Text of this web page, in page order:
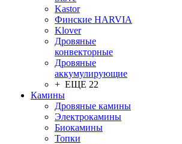
Kastor
Финские HARVIA
Klover
Дровяные
конвекторные
Дровяные
аккумулирующие
+ ЕЩЕ 22
Камины
Дровяные камины
Электрокамины
Биокамины
Топки